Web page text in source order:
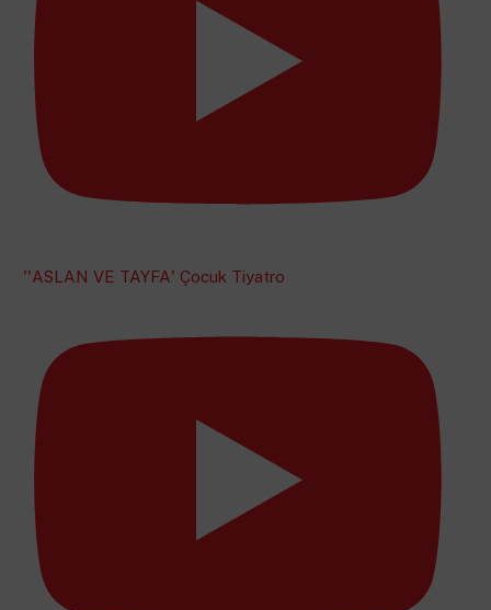
''ASLAN VE TAYFA' Çocuk Tiyatro